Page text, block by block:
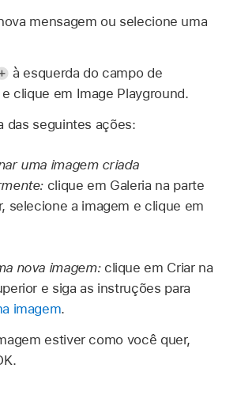
mensagem ou selecione uma
à esquerda do campo de
clique em Image Playground.
das seguintes ações:
uma imagem criada
clique em Galeria na parte
selecione a imagem e clique em
nova imagem:clique em Criar na
e siga as instruções para
imagem.
estiver como você quer,